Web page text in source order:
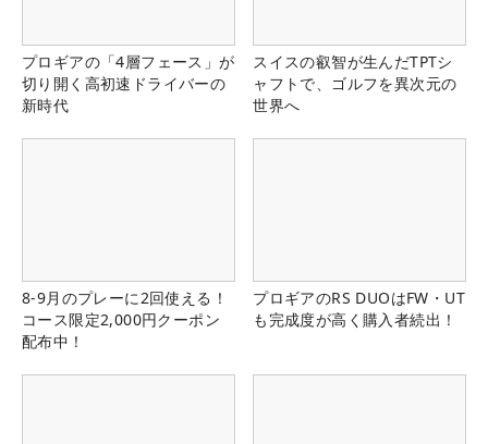
プロギアの「4層フェース」が
切り開く高初速ドライバーの
新時代
スイスの叡智が生んだTPTシ
ャフトで、ゴルフを異次元の
世界へ
8-9月のプレーに2回使える！
コース限定2,000円クーポン
配布中！
プロギアのRS DUOはFW・UT
も完成度が高く購入者続出！